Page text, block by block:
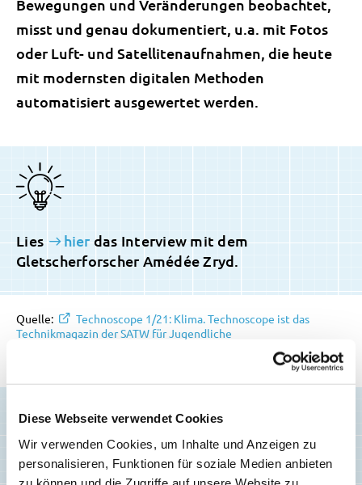
Diese Webseite verwendet Cookies
Wir verwenden Cookies, um Inhalte und Anzeigen zu
personalisieren, Funktionen für soziale Medien anbieten
Bewegungen und Veränderungen beobachtet,
misst und genau dokumentiert, u.a. mit Fotos
oder Luft- und Satellitenaufnahmen, die heute
mit modernsten digitalen Methoden
automatisiert ausgewertet werden.
Lies hierdas Interview mit dem
Gletscherforscher Amédée Zryd.
Quelle:
Technoscope 1/21: Klima. Technoscope ist das
Technikmagazin der SATW für Jugendliche